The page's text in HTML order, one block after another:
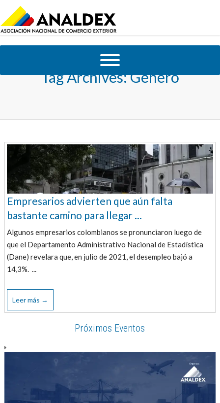
Tag Archives:Género
Empresarios advierten que aún falta
bastante camino para llegar ...
Algunos empresarios colombianos se pronunciaron luego de
que el Departamento Administrativo Nacional de Estadística
(Dane) revelara que, en julio de 2021, el desempleo bajó a
14,3%. ...
Leer más →
Próximos Eventos